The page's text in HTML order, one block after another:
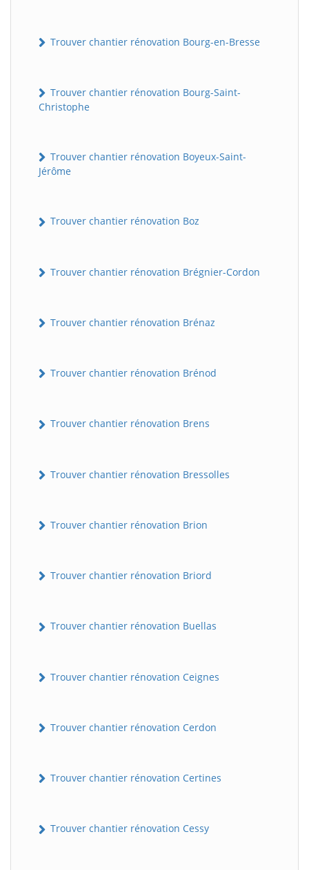
Trouver chantier rénovation Bourg-en-Bresse
Trouver chantier rénovation Bourg-Saint-
Christophe
Trouver chantier rénovation Boyeux-Saint-
Jérôme
Trouver chantier rénovation Boz
Trouver chantier rénovation Brégnier-Cordon
Trouver chantier rénovation Brénaz
Trouver chantier rénovation Brénod
Trouver chantier rénovation Brens
Trouver chantier rénovation Bressolles
Trouver chantier rénovation Brion
Trouver chantier rénovation Briord
Trouver chantier rénovation Buellas
Trouver chantier rénovation Ceignes
Trouver chantier rénovation Cerdon
Trouver chantier rénovation Certines
Trouver chantier rénovation Cessy